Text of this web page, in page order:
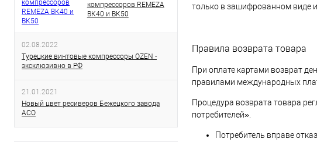
компрессоров REMEZA
ВК40 и ВК50
02.08.2022
Турецкие винтовые компрессоры OZEN -
эксклюзивно в РФ
21.01.2021
Новый цвет ресиверов Бежецкого завода
АСО
только в зашифрованном виде
Правила возврата товара
При оплате картами возврат
правилами международных
Процедура возврата товара
потребителей».
Потребитель вправе